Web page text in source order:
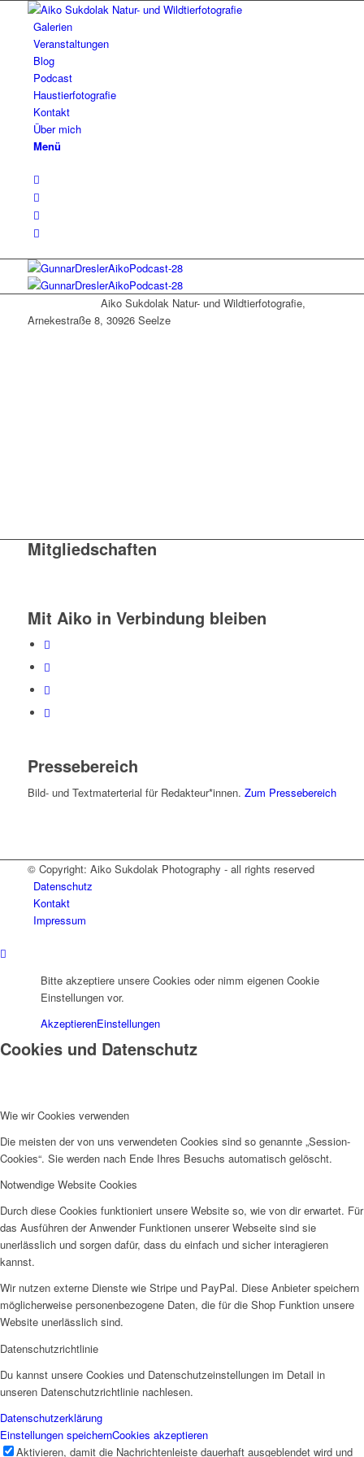
Galerien
Veranstaltungen
Blog
Podcast
Haustierfotografie
Kontakt
Über mich
Menü
Aiko Sukdolak Natur- und Wildtierfotografie,
Arnekestraße 8, 30926 Seelze
Mitgliedschaften
Mit Aiko in Verbindung bleiben
Pressebereich
Bild- und Textmaterterial für Redakteur*innen. Zum Pressebereich
© Copyright: Aiko Sukdolak Photography - all rights reserved
Datenschutz
Kontakt
Impressum
Bitte akzeptiere unsere Cookies oder nimm eigenen Cookie
Einstellungen vor.
AkzeptierenEinstellungen
Cookies und Datenschutz
Wie wir Cookies verwenden
Die meisten der von uns verwendeten Cookies sind so genannte „Session-
Cookies“. Sie werden nach Ende Ihres Besuchs automatisch gelöscht.
Notwendige Website Cookies
Durch diese Cookies funktioniert unsere Website so, wie von dir erwartet. Für
das Ausführen der Anwender Funktionen unserer Webseite sind sie
unerlässlich und sorgen dafür, dass du einfach und sicher interagieren
kannst.
Wir nutzen externe Dienste wie Stripe und PayPal. Diese Anbieter speichern
möglicherweise personenbezogene Daten, die für die Shop Funktion unsere
Website unerlässlich sind.
Datenschutzrichtlinie
Du kannst unsere Cookies und Datenschutzeinstellungen im Detail in
unseren Datenschutzrichtlinie nachlesen.
Datenschutzerklärung
Einstellungen speichernCookies akzeptieren
Aktivieren, damit die Nachrichtenleiste dauerhaft ausgeblendet wird und